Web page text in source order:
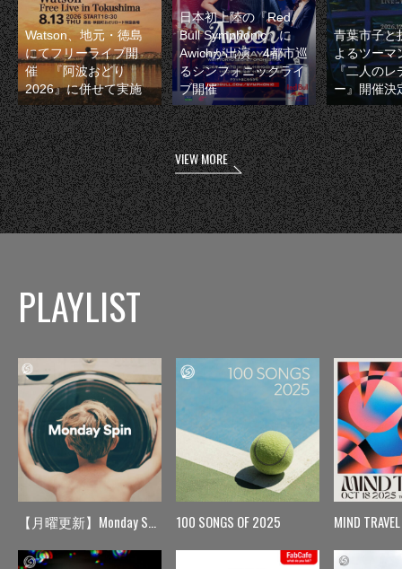
Watson、地元・徳島
にてフリーライブ開
催 『阿波おどり
2026』に併せて実施
日本初上陸の『Red
Bull Symphonic』に
Awichが出演 4都市巡
るシンフォニックライ
ブ開催
青葉市子と
よるツーマ
『二人のレ
ー』開催決
VIEW MORE
PLAYLIST
【月曜更新】Monday Spin 100 SONGS OF 2025 MIND TRAVEL